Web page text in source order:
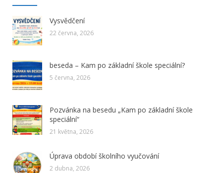
Vysvědčení
22 června, 2026
beseda – Kam po základní škole speciální?
5 června, 2026
Pozvánka na besedu „Kam po základní škole
speciální“
21 května, 2026
Úprava období školního vyučování
2 dubna, 2026